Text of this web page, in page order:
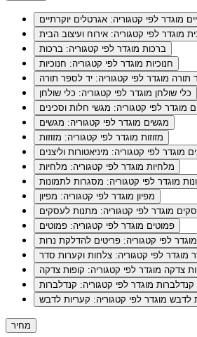
מוגדר לפי קטגוריה: אגרטלים יוקרתיים
מוגדר לפי קטגוריה: אירוח ועיצוב הבית
ברכות מוגדר לפי קטגוריה: ברכות
חנוכיות מוגדר לפי קטגוריה: חנוכיות
תורה מוגדר לפי קטגוריה: יד לספר תורה
כלי שולחן מוגדר לפי קטגוריה: כלי שולחן
מוגדר לפי קטגוריה: מגשי חלות וסכינים
מגשים מוגדר לפי קטגוריה: מגשים
מזוזות מוגדר לפי קטגוריה: מזוזות
מוגדר לפי קטגוריה: מיניאטורות וליצנים
מלחיות מוגדר לפי קטגוריה: מלחיות
מוגדר לפי קטגוריה: מסגרות לתמונות
מפיון מוגדר לפי קטגוריה: מפיון
מוגדר לפי קטגוריה: מתנות לעסקים
פמוטים מוגדר לפי קטגוריה: פמוטים
מוגדר לפי קטגוריה: פריטים להדלקת נרות
מוגדר לפי קטגוריה: צלחות וקערות סדר
צדקה מוגדר לפי קטגוריה: קופות צדקה
קנדלברות מוגדר לפי קטגוריה: קנדלברות
לדבש מוגדר לפי קטגוריה: קעריות לדבש
מחיר